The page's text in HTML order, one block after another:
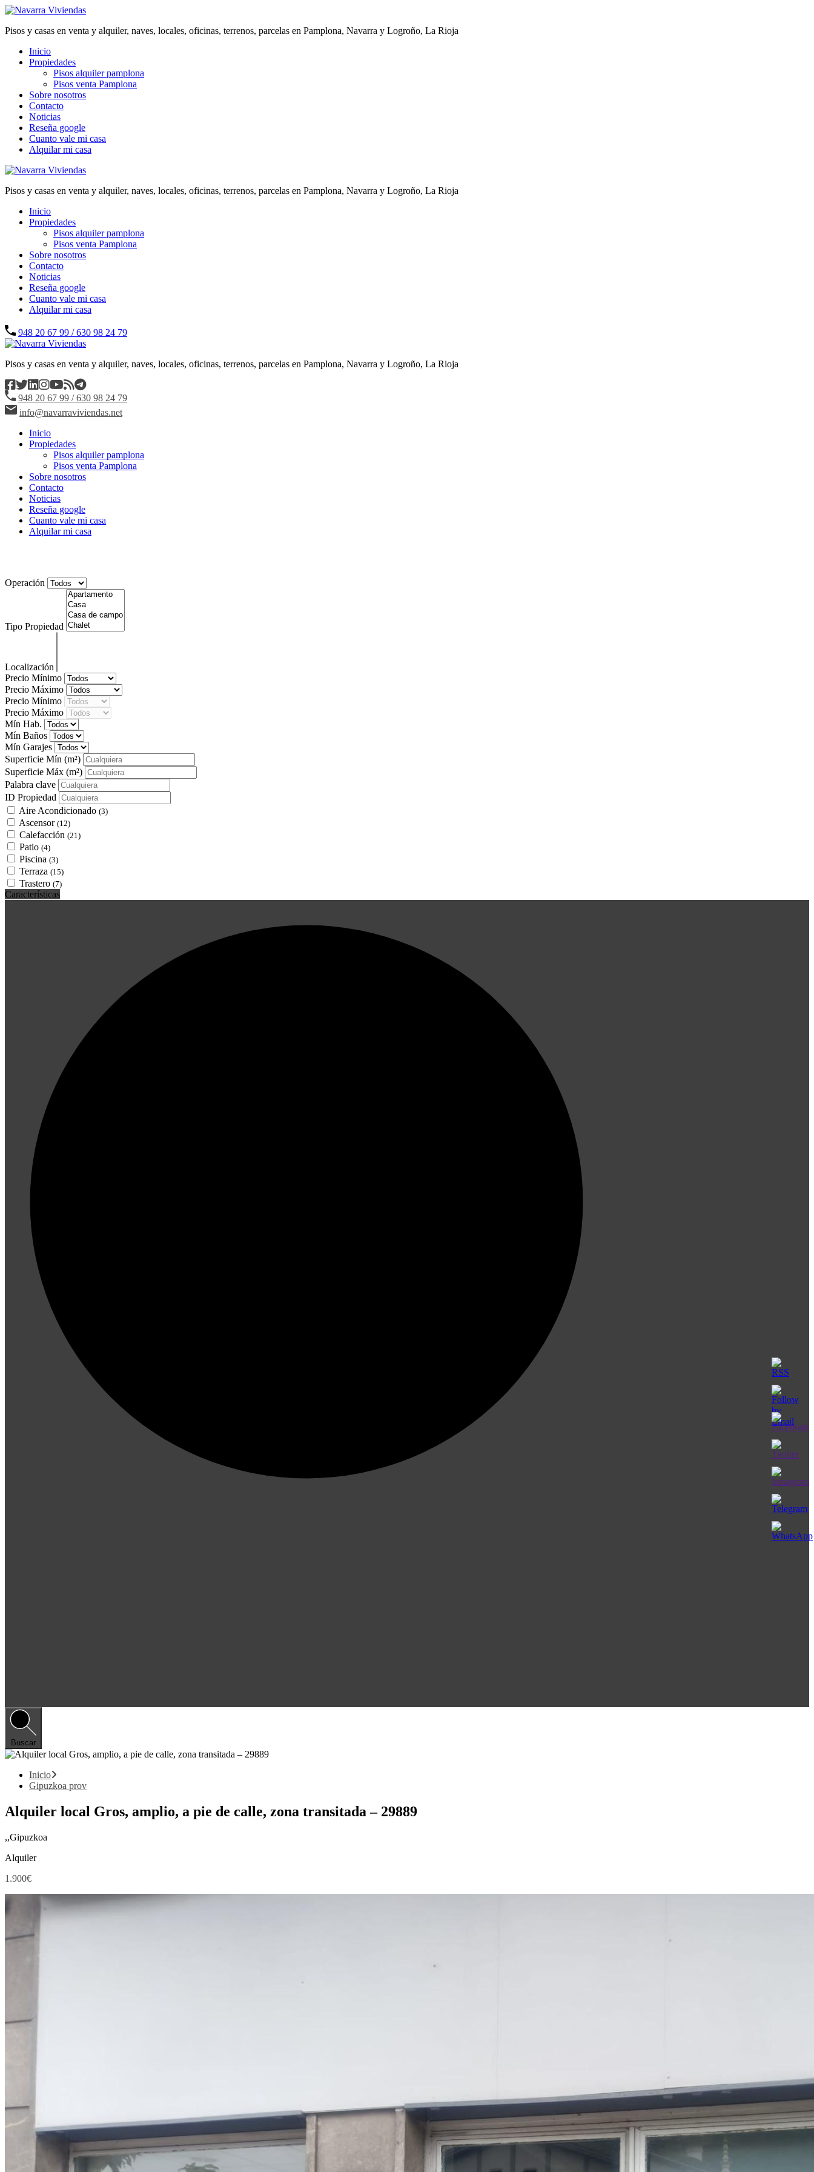
Pisos y casas en venta y alquiler, naves, locales, oficinas, terrenos, parcelas en Pamplona, Navarra y Logroño, La Rioja
Inicio
Propiedades
Pisos alquiler pamplona
Pisos venta Pamplona
Sobre nosotros
Contacto
Noticias
Reseña google
Cuanto vale mi casa
Alquilar mi casa
Pisos y casas en venta y alquiler, naves, locales, oficinas, terrenos, parcelas en Pamplona, Navarra y Logroño, La Rioja
Inicio
Propiedades
Pisos alquiler pamplona
Pisos venta Pamplona
Sobre nosotros
Contacto
Noticias
Reseña google
Cuanto vale mi casa
Alquilar mi casa
948 20 67 99 / 630 98 24 79
Pisos y casas en venta y alquiler, naves, locales, oficinas, terrenos, parcelas en Pamplona, Navarra y Logroño, La Rioja
948 20 67 99 / 630 98 24 79
info@navarraviviendas.net
Inicio
Propiedades
Pisos alquiler pamplona
Pisos venta Pamplona
Sobre nosotros
Contacto
Noticias
Reseña google
Cuanto vale mi casa
Alquilar mi casa
Operación
Tipo Propiedad
Localización
Precio Mínimo
Precio Máximo
Precio Mínimo
Precio Máximo
Mín Hab.
Mín Baños
Mín Garajes
Superficie Mín (m²)
Superficie Máx (m²)
Palabra clave
ID Propiedad
Aire Acondicionado (3)
Ascensor (12)
Calefacción (21)
Patio (4)
Piscina (3)
Terraza (15)
Trastero (7)
Características
Buscar
Inicio
Gipuzkoa prov
Alquiler local Gros, amplio, a pie de calle, zona transitada – 29889
,,Gipuzkoa
Alquiler
1.900€